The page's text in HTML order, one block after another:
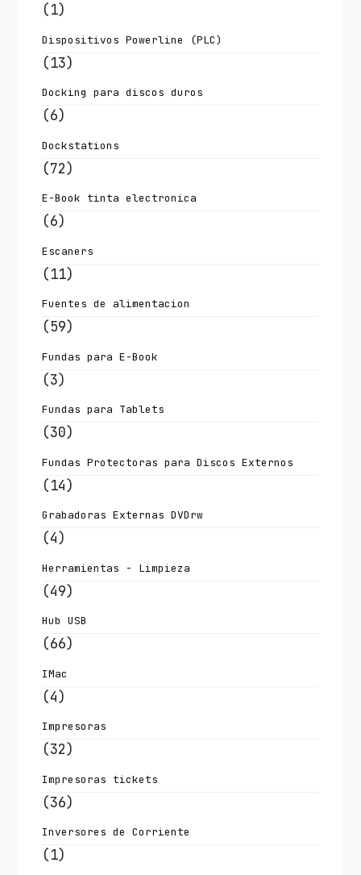
(1)
Dispositivos Powerline (PLC)
(13)
Docking para discos duros
(6)
Dockstations
(72)
E-Book tinta electronica
(6)
Escaners
(11)
Fuentes de alimentacion
(59)
Fundas para E-Book
(3)
Fundas para Tablets
(30)
Fundas Protectoras para Discos Externos
(14)
Grabadoras Externas DVDrw
(4)
Herramientas - Limpieza
(49)
Hub USB
(66)
IMac
(4)
Impresoras
(32)
Impresoras tickets
(36)
Inversores de Corriente
(1)